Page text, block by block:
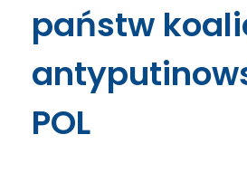
państw
POL